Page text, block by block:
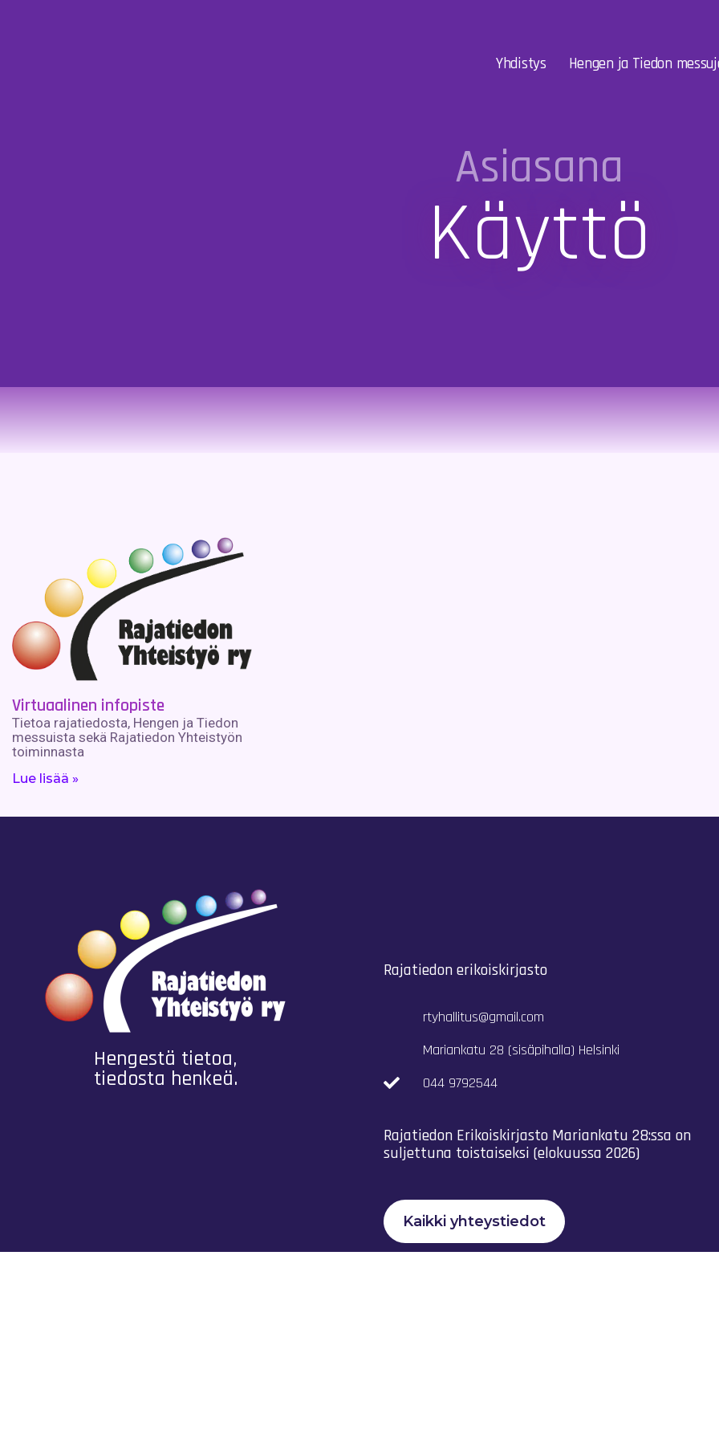
Yhdistys Hengen ja Tiedon
Asiasana
Käyttö
Virtuaalinen infopiste
Tietoa rajatiedosta, Hengen ja Tiedon
messuista sekä Rajatiedon Yhteistyön
toiminnasta
Lue lisää »
Hengestä tietoa,
tiedosta henkeä.
Rajatiedon erikoiskirjasto
rtyhallitus@gmail.com
Mariankatu 28 (sisäpihalla) Helsinki
044 9792544
Rajatiedon Erikoiskirjasto Mariankatu 28:ssa on
suljettuna toistaiseksi (elokuussa 2026)
Kaikki yhteystiedot